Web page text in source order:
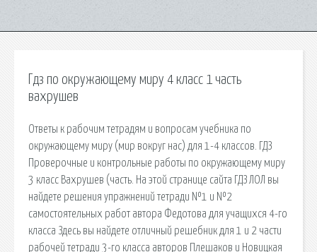
Гдз по окружающему миру 4 класс 1 часть
вахрушев
Ответы к рабочим тетрадям и вопросам учебника по
окружающему миру (мир вокруг нас) для 1-4 классов. ГДЗ
Проверочные и контрольные работы по окружающему миру
3 класс Вахрушев (часть. На этой странице сайта ГДЗ ЛОЛ вы
найдете решения упражнений тетради №1 и №2
самостоятельных работ автора Федотова для учащихся 4-го
класса Здесь вы найдете отличный решебник для 1 и 2 части
рабочей тетради 3-го класса авторов Плешаков и Новицкая